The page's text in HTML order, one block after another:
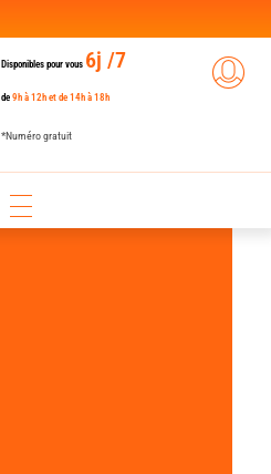
Disponibles pour vous 6j /7
de 9h à 12h et de 14h à 18h
*Numéro gratuit